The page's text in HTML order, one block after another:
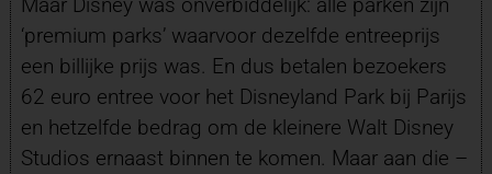
‘premium parks’ waarvoor dezelfde entreeprijs
een billijke prijs was. En dus betalen bezoekers
62 euro entree voor het Disneyland Park bij Parijs
en hetzelfde bedrag om de kleinere Walt Disney
Studios ernaast binnen te komen. Maar aan die –